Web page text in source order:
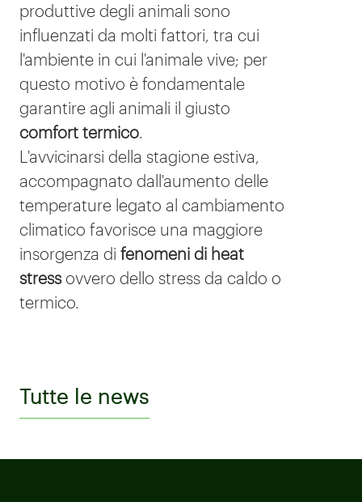
produttive degli animali sono
influenzati da molti fattori, tra cui
l'ambiente in cui l'animale vive; per
questo motivo è fondamentale
garantire agli animali il giusto
comfort termico.
L'avvicinarsi della stagione estiva,
accompagnato dall'aumento delle
temperature legato al cambiamento
climatico favorisce una maggiore
insorgenza di fenomeni di heat
stressovvero dello stress da caldo o
termico.
Tutte le news